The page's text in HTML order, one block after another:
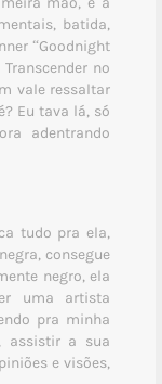
batida,
“Goodnight
no
vale ressaltar
Eu tava lá, só
adentrando
tudo pra ela,
consegue
negro, ela
uma artista
pra minha
assistir a sua
e visões,